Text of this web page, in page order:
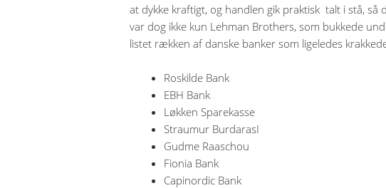
at dykke kraftigt, og handlen gik praktisk talt i stå, så
var dog ikke kun Lehman Brothers, som bukkede
listet rækken af danske banker som ligeledes
Roskilde Bank
EBH Bank
Løkken Sparekasse
Straumur BurdarasI
Gudme Raaschou
Fionia Bank
Capinordic Bank